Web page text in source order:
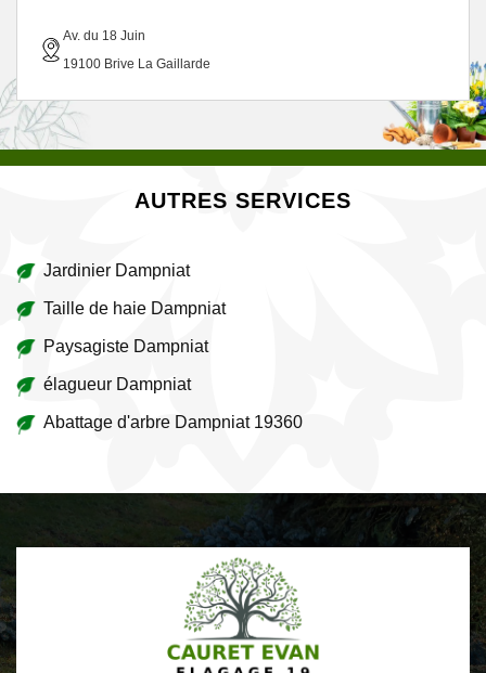
Av. du 18 Juin
19100 Brive La Gaillarde
AUTRES SERVICES
Jardinier Dampniat
Taille de haie Dampniat
Paysagiste Dampniat
élagueur Dampniat
Abattage d'arbre Dampniat 19360